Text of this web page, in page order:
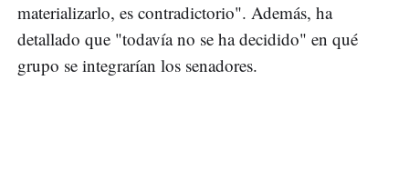
materializarlo, es contradictorio". Además, ha
detallado que "todavía no se ha decidido" en qué
grupo se integrarían los senadores.